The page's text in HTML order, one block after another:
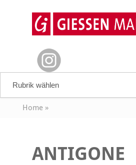
Home»
ANTIGONE